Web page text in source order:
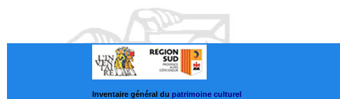
Inventaire général du patrimoine culturel